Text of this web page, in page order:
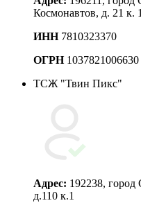
Космонавтов, д. 21 к.
ИНН7810323370
ОГРН1037821006630
ТСЖ "Твин Пикс"
Адрес: 192238, город
д.110 к.1